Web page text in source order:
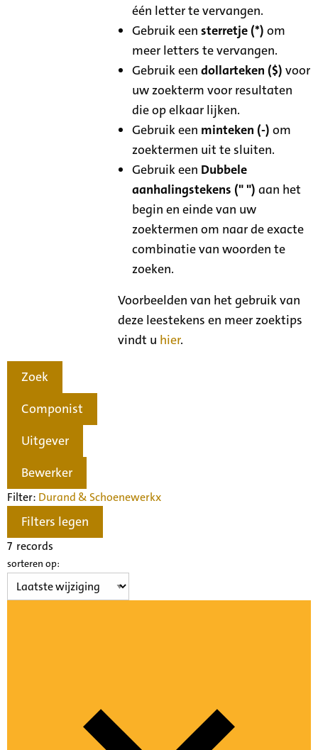
één letter te vervangen.
Gebruik eensterretje (*) om
meer letters te vervangen.
Gebruik eendollarteken ($) voor
uw zoekterm voor resultaten
die op elkaar lijken.
Gebruik een minteken (-) om
zoektermen uit te sluiten.
Gebruik een Dubbele
aanhalingstekens (" ") aan het
begin en einde van uw
zoektermen om naar de exacte
combinatie van woorden te
zoeken.
Voorbeelden van het gebruik van
deze leestekens en meer zoektips
vindt u hier.
Zoek
Componist
Uitgever
Bewerker
Filter: Durand & Schoenewerkx
Filters legen
7 records
sorteren op: